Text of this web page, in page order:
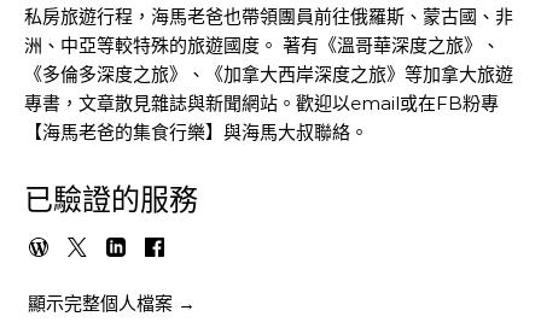
私房旅遊行程，海馬老爸也帶領團員前往俄羅斯、蒙古國、非
洲、中亞等較特殊的旅遊國度。 著有《溫哥華深度之旅》、
《多倫多深度之旅》、《加拿大西岸深度之旅》等加拿大旅遊
專書，文章散見雜誌與新聞網站。歡迎以email或在FB粉專
【海馬老爸的集食行樂】與海馬大叔聯絡。
已驗證的服務
顯示完整個人檔案 →